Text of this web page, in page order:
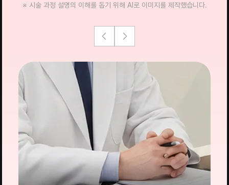
※ 시술 과정 설명의 이해를 돕기 위해 AI로 이미지를 제작했습니다.